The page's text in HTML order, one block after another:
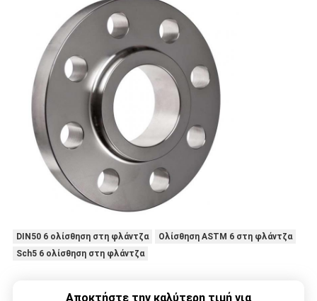
DIN50 6 ολίσθηση στη φλάντζα
Ολίσθηση ASTM 6 στη φλάντζα
Sch5 6 ολίσθηση στη φλάντζα
Αποκτήστε την καλύτερη τιμή για